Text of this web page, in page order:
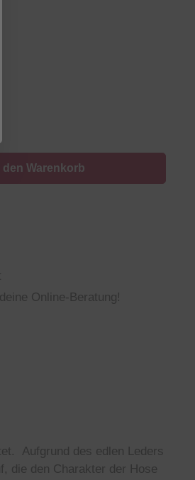
den Warenkorb
Online-Beratung!
Aufgrund des edlen Leders
die den Charakter der Hose